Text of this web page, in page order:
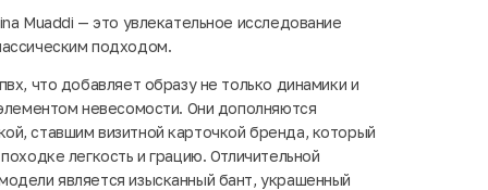
Muaddi — это увлекательное исследование
подходом.
что добавляет образу не только динамики и
невесомости. Они дополняются
ставшим визитной карточкой бренда, который
легкость и грацию. Отличительной
является изысканный бант, украшенный